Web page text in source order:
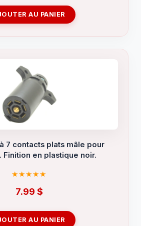
AU PANIER
7 contacts plats mâle pour
Finition en plastique noir.
7.99 $
AU PANIER